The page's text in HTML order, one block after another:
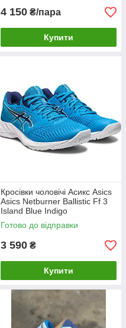
4 150 ₴/пара
Купити
Кросівки чоловічі Асикс Asics
Asics Netburner Ballistic Ff 3
Island Blue Indigo
волейбольні гандбольные
Готово до відправки
3 590 ₴
Купити